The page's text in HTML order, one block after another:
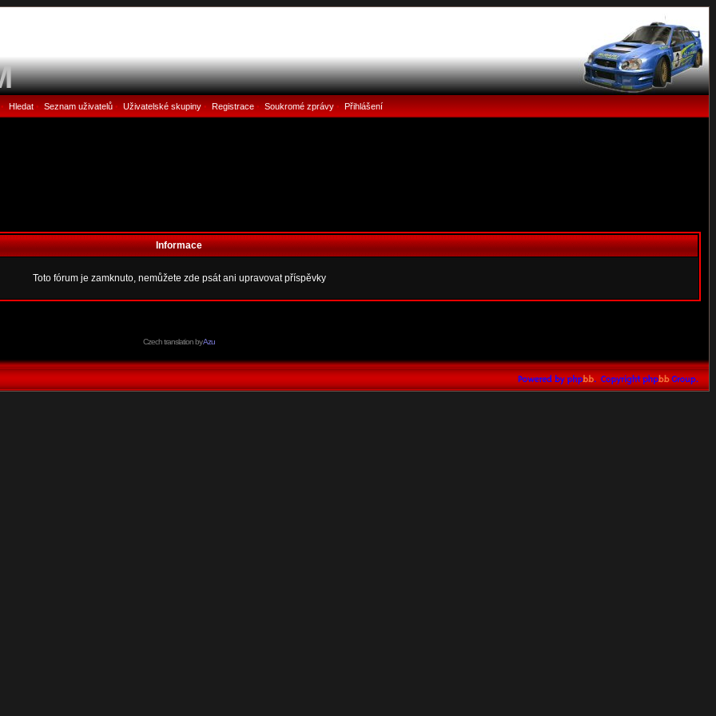
• Hledat• Seznam uživatelů• Uživatelské skupiny• Registrace• Soukromé zprávy• Přihlášení
Informace
Toto fórum je zamknuto, nemůžete zde psát ani upravovat příspěvky
Czech translation byAzu